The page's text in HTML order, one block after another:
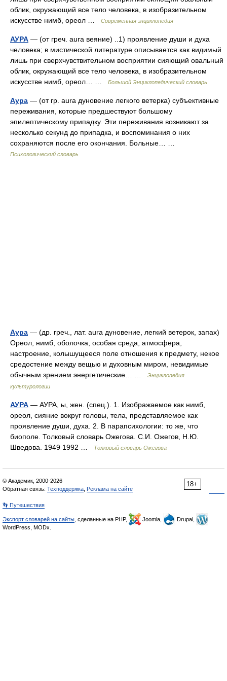
облик, окружающий все тело человека, в изобразительном
искусстве нимб, ореол …
Современная энциклопедия
АУРА — (от греч. aura веяние) ..1) проявление души и духа
человека; в мистической литературе описывается как видимый
лишь при сверхчувствительном восприятии сияющий овальный
облик, окружающий все тело человека, в изобразительном
искусстве нимб, ореол… …
Большой Энциклопедический словарь
Аура — (от гр. aura дуновение легкого ветерка) cубъективные
переживания, которые предшествуют большому
эпилептическому припадку. Эти переживания возникают за
несколько секунд до припадка, и воспоминания о них
сохраняются после его окончания. Больные… …
Психологический словарь
Аура — (др. греч., лат. aura дуновение, легкий ветерок, запах)
Ореол, нимб, оболочка, особая среда, атмосфера,
настроение, колышущееся поле отношения к предмету, некое
средостение между вещью и духовным миром, невидимые
обычным зрением энергетические… …
Энциклопедия
культурологии
АУРА — АУРА, ы, жен. (спец.). 1. Изображаемое как нимб,
ореол, сияние вокруг головы, тела, представляемое как
проявление души, духа. 2. В парапсихологии: то же, что
биополе. Толковый словарь Ожегова. С.И. Ожегов, Н.Ю.
Шведова. 1949 1992 …
Толковый словарь Ожегова
18+
© Академик, 2000-2026
Обратная связь: Техподдержка Реклама на сайте
👣 Путешествия
Экспорт словарей на сайты , сделанные на PHP, Joomla,
Drupal,
WordPress, MODx.